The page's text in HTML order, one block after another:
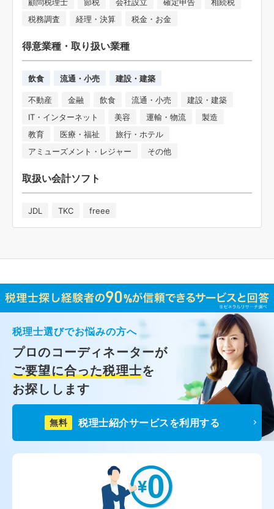
税務調査
経理・決算 税金・お金
得意業種・取り扱い業種
飲食 流通・小売 建設・建築
不動産 金融 飲食 流通・小売
建設・建築
IT・インターネット
美容 運輸・物流
製造
教育
医療・福祉
旅行・ホテル
アミューズメント・レジャー
その他
取扱い会計ソフト
JDL TKC freee
税理士選びでお悩みの方へ
プロのコーディネーターが
ご要望に合った税理士を
お探しします
無料 税理士紹介サービスを利用する